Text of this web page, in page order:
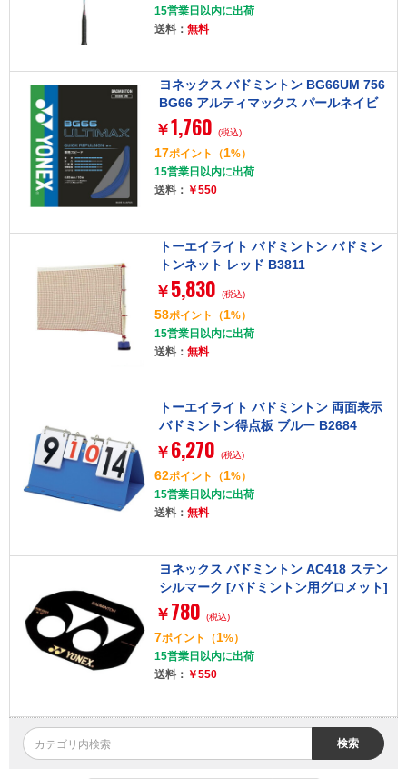
15営業日以内に出荷
送料： 無料
ヨネックス バドミントン BG66UM 756
BG66 アルティマックス パールネイビ
ー [バドミントン用ガット]
￥1,760 (税込)
17ポイント （1%）
15営業日以内に出荷
送料： ￥550
トーエイライト バドミントン バドミン
トンネット レッド B3811
￥ 5,830 (税込)
58ポイント （1%）
15営業日以内に出荷
送料： 無料
トーエイライト バドミントン 両面表示
バドミントン得点板 ブルー B2684
￥ 6,270 (税込)
62ポイント （1%）
15営業日以内に出荷
送料： 無料
ヨネックス バドミントン AC418 ステン
シルマーク [バドミントン用グロメット]
￥ 780 (税込)
7ポイント （1%）
15営業日以内に出荷
送料： ￥550
検索